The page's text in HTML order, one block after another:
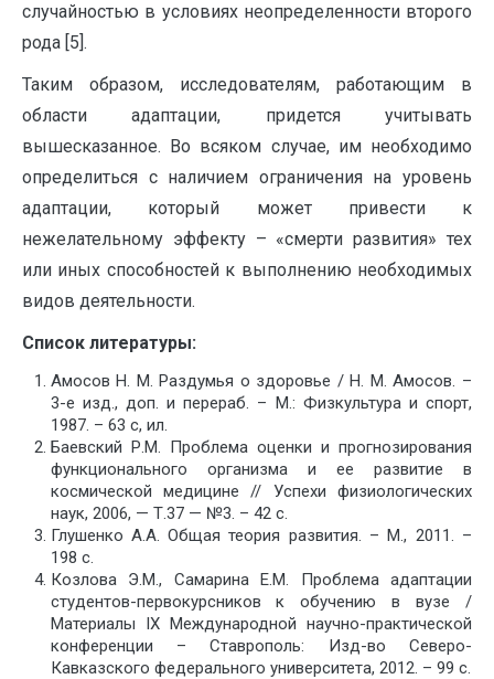
случайностью в условиях неопределенности второго
рода [5].
Таким образом, исследователям, работающим в
области адаптации, придется учитывать
вышесказанное. Во всяком случае, им необходимо
определиться с наличием ограничения на уровень
адаптации, который может привести к
нежелательному эффекту – «смерти развития» тех
или иных способностей к выполнению необходимых
видов деятельности.
Список литературы:
Амосов Н. М. Раздумья о здоровье / Н. М. Амосов. –
3-е изд., доп. и перераб. – М.: Физкультура и спорт,
1987. – 63 с, ил.
Баевский Р.М. Проблема оценки и прогнозирования
функционального организма и ее развитие в
космической медицине // Успехи физиологических
наук, 2006, — Т.37 — №3. – 42 с.
Глушенко А.А. Общая теория развития. – М., 2011. –
198 с.
Козлова Э.М., Самарина Е.М. Проблема адаптации
студентов-первокурсников к обучению в вузе /
Материалы IX Международной научно-практической
конференции – Ставрополь: Изд-во Северо-
Кавказского федерального университета, 2012. – 99 с.